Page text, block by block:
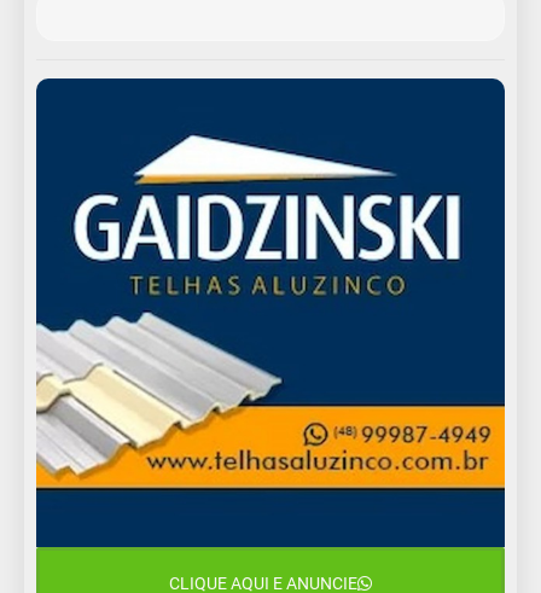
CLIQUE AQUI E ANUNCIE